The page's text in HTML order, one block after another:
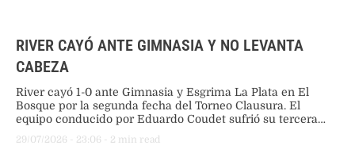
RIVER CAYÓ ANTE GIMNASIA Y NO LEVANTA
CABEZA
River cayó 1-0 ante Gimnasia y Esgrima La Plata en El
Bosque por la segunda fecha del Torneo Clausura. El
equipo conducido por Eduardo Coudet sufrió su tercera
minutos del final.
29/07/2026 - 23:06 - 2 min read